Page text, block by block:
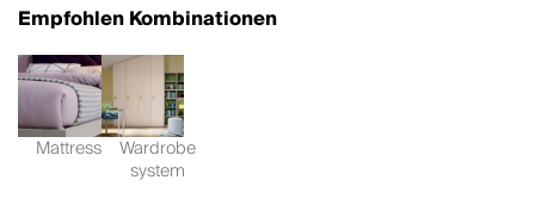
Empfohlen Kombinationen
Mattress Wardrobe
system